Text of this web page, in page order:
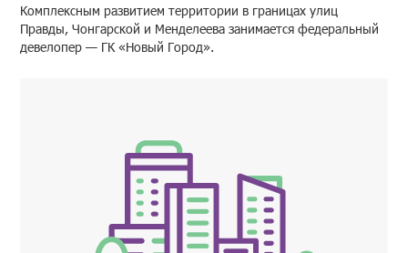
Комплексным развитием территории в границах улиц
Правды, Чонгарской и Менделеева занимается федеральный
девелопер — ГК «Новый Город».